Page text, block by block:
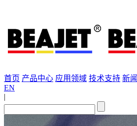
首页 产品中心 应用领域 技术支持 新
EN
|